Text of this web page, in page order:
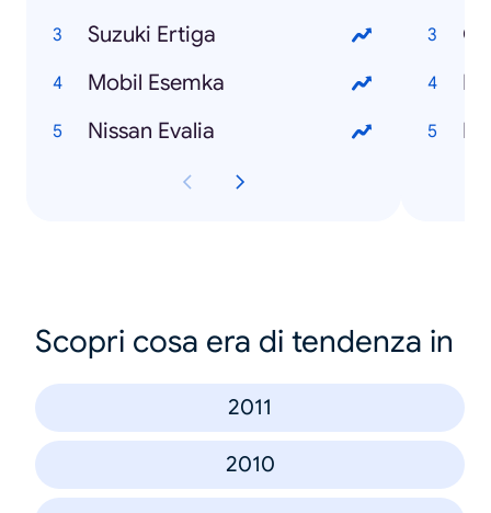
Suzuki Ertiga
Mobil Esemka
Nissan Evalia
Scopri cosa era di tendenza in
2011
2010